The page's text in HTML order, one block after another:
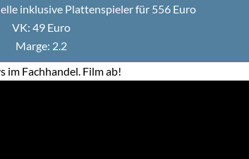
inklusive Plattenspieler für 556 Euro
VK: 49 Euro
Marge: 2.2
im Fachhandel. Film ab!